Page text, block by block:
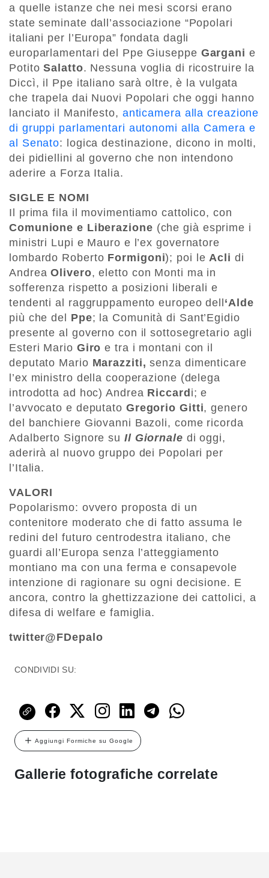
a quelle istanze che nei mesi scorsi erano
state seminate dall’associazione “Popolari
italiani per l’Europa” fondata dagli
europarlamentari del Ppe Giuseppe Gargani e
PotitoSalatto. Nessuna voglia di ricostruire la
Diccì, il Ppe italiano sarà oltre, è la vulgata
che trapela dai Nuovi Popolari che oggi hanno
lanciato il Manifesto, anticamera alla creazione
di gruppi parlamentari autonomi alla Camera e
al Senato: logica destinazione, dicono in molti,
dei pidiellini al governo che non intendono
aderire a Forza Italia.
SIGLE E NOMI
Il prima fila il movimentiamo cattolico, con
Comunione e Liberazione (che già esprime i
ministri Lupi e Mauro e l’ex governatore
lombardo Roberto Formigoni); poi leAcli di
AndreaOlivero, eletto con Monti ma in
sofferenza rispetto a posizioni liberali e
tendenti al raggruppamento europeo dell ‘Alde
più che del Ppe; la Comunità di Sant’Egidio
presente al governo con il sottosegretario agli
Esteri Mario Giro e tra i montani con il
deputato Mario Marazziti, senza dimenticare
l’ex ministro della cooperazione (delega
introdotta ad hoc) Andrea Riccard i; e
l’avvocato e deputato Gregorio Gitti, genero
del banchiere Giovanni Bazoli, come ricorda
Adalberto Signore su Il Giornale di oggi,
aderirà al nuovo gruppo dei Popolari per
l’Italia.
VALORI
Popolarismo: ovvero proposta di un
contenitore moderato che di fatto assuma le
redini del futuro centrodestra italiano, che
guardi all’Europa senza l’atteggiamento
montiano ma con una ferma e consapevole
intenzione di ragionare su ogni decisione. E
ancora, contro la ghettizzazione dei cattolici, a
difesa di welfare e famiglia.
twitter@FDepalo
CONDIVIDI SU:
Aggiungi Formiche su Google
Gallerie fotografiche correlate